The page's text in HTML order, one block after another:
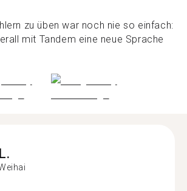
zu üben war noch nie so einfach:
mit Tandem eine neue Sprache
L.